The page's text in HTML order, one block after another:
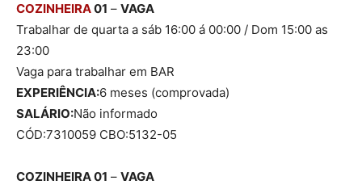
COZINHEIRA01 – VAGA
Trabalhar de quarta a sáb 16:00 á 00:00 / Dom 15:00 as
23:00
Vaga para trabalhar em BAR
EXPERIÊNCIA:6 meses (comprovada)
SALÁRIO:Não informado
CÓD:7310059 CBO:5132-05
COZINHEIRA 01 – VAGA